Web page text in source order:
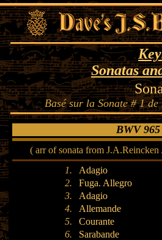
Sonatas
Basé sur la Sonate # 1
BWV
( arr of sonata from J.A.Reincken
1.
Adagio
2.
Fuga. Allegro
3.
Adagio
4.
Allemande
5.
Courante
6.
Sarabande